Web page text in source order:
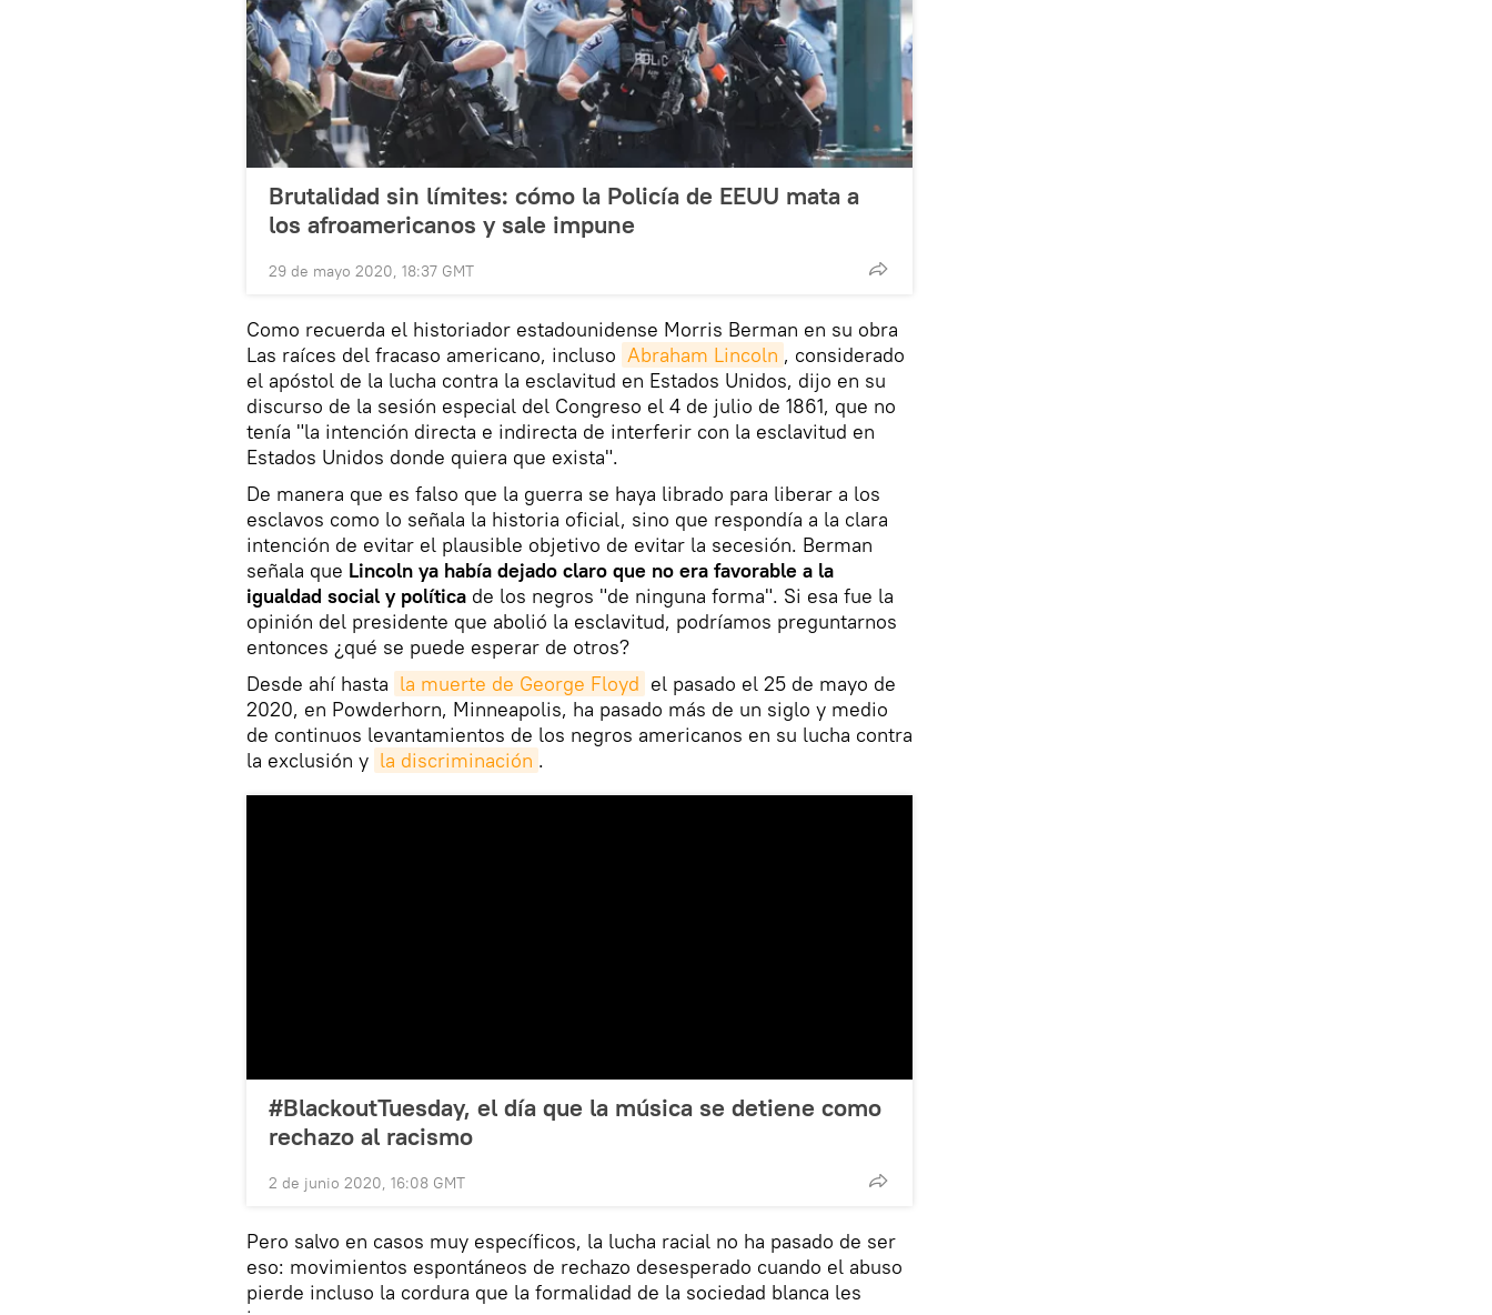
Brutalidad sin límites: cómo la Policía de EEUU mata a
los afroamericanos y sale impune
29 de mayo 2020, 18:37 GMT
Como recuerda el historiador estadounidense Morris Berman en su obra
Las raíces del fracaso americano, incluso Abraham Lincoln , considerado
el apóstol de la lucha contra la esclavitud en Estados Unidos, dijo en su
discurso de la sesión especial del Congreso el 4 de julio de 1861, que no
tenía "la intención directa e indirecta de interferir con la esclavitud en
Estados Unidos donde quiera que exista".
De manera que es falso que la guerra se haya librado para liberar a los
esclavos como lo señala la historia oficial, sino que respondía a la clara
intención de evitar el plausible objetivo de evitar la secesión. Berman
señala que Lincoln ya había dejado claro que no era favorable a la
igualdad social y política de los negros "de ninguna forma". Si esa fue la
opinión del presidente que abolió la esclavitud, podríamos preguntarnos
entonces ¿qué se puede esperar de otros?
Desde ahí hasta la muerte de George Floyd el pasado el 25 de mayo de
2020, en Powderhorn, Minneapolis, ha pasado más de un siglo y medio
de continuos levantamientos de los negros americanos en su lucha contra
la exclusión y la discriminación .
#BlackoutTuesday, el día que la música se detiene como
rechazo al racismo
2 de junio 2020, 16:08 GMT
Pero salvo en casos muy específicos, la lucha racial no ha pasado de ser
eso: movimientos espontáneos de rechazo desesperado cuando el abuso
pierde incluso la cordura que la formalidad de la sociedad blanca les